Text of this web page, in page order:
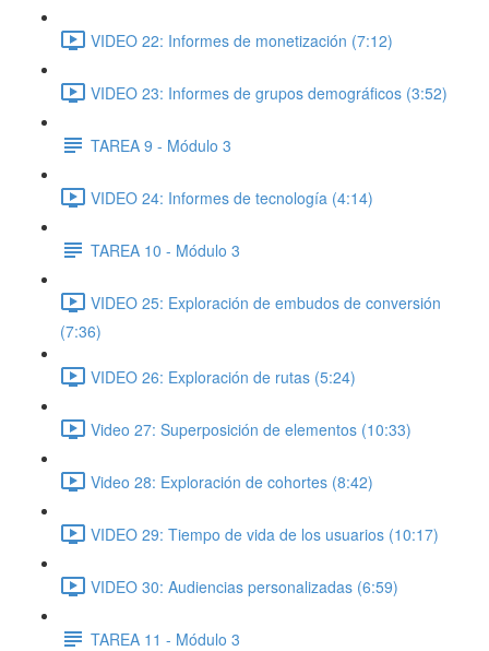
VIDEO 22: Informes de monetización (7:12)
VIDEO 23: Informes de grupos demográficos (3:52)
TAREA 9 - Módulo 3
VIDEO 24: Informes de tecnología (4:14)
TAREA 10 - Módulo 3
VIDEO 25: Exploración de embudos de conversión
(7:36)
VIDEO 26: Exploración de rutas (5:24)
Video 27: Superposición de elementos (10:33)
Video 28: Exploración de cohortes (8:42)
VIDEO 29: Tiempo de vida de los usuarios (10:17)
VIDEO 30: Audiencias personalizadas (6:59)
TAREA 11 - Módulo 3